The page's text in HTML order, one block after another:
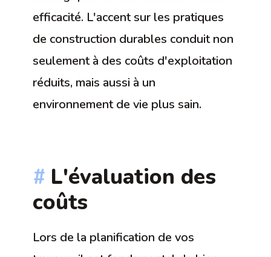
efficacité. L'accent sur les pratiques
de construction durables conduit non
seulement à des coûts d'exploitation
réduits, mais aussi à un
environnement de vie plus sain.
L'évaluation des
coûts
Lors de la planification de vos